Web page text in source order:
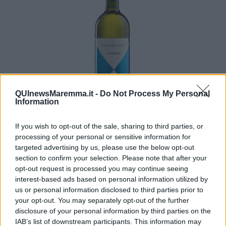
QUInewsMaremma.it - Do Not Process My Personal
Information
If you wish to opt-out of the sale, sharing to third parties, or
processing of your personal or sensitive information for
targeted advertising by us, please use the below opt-out
section to confirm your selection. Please note that after your
opt-out request is processed you may continue seeing
interest-based ads based on personal information utilized by
us or personal information disclosed to third parties prior to
your opt-out. You may separately opt-out of the further
disclosure of your personal information by third parties on the
IAB’s list of downstream participants. This information may
Ecco le mie sensazioni organolettiche del VISTAMARE 2024.
Colore: giallo paglierino con tonalità equibrata. Olfatto:
elegante, equilibrato, con sentori di fruttato e floreale di fiori
di Acacia. Gusto: armonico, sapido, si ripete il fruttato, ben
strutturato, finisce con persistente eleganza.
Nadio Stronchi